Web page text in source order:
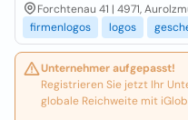
Forchtenau 41 | 4971,
firmenlogos
logos
Unternehmer aufgepasst!
Registrieren Sie jetzt Ihr
globale Reichweite mit